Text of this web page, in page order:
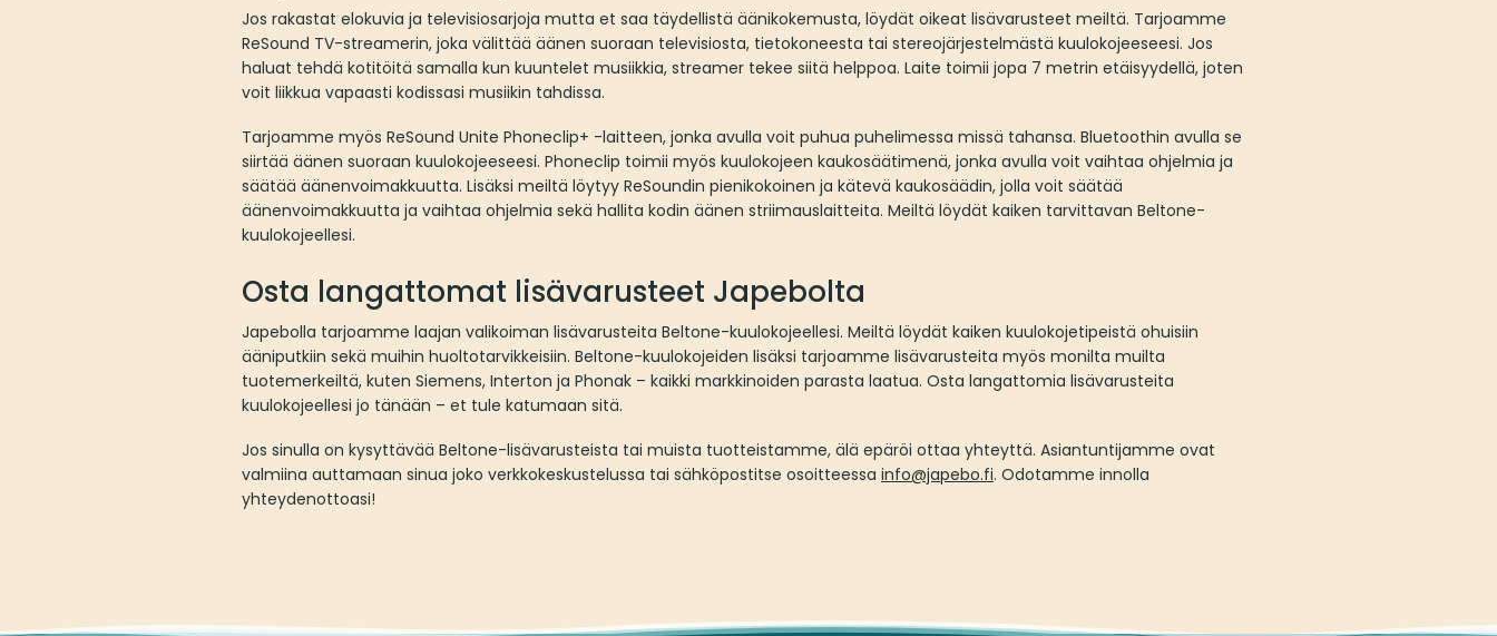
Jos rakastat elokuvia ja televisiosarjoja mutta et saa täydellistä äänikokemusta, löydät oikeat lisävarusteet meiltä. Tarjoamme
ReSound TV-streamerin, joka välittää äänen suoraan televisiosta, tietokoneesta tai stereojärjestelmästä kuulokojeeseesi. Jos
haluat tehdä kotitöitä samalla kun kuuntelet musiikkia, streamer tekee siitä helppoa. Laite toimii jopa 7 metrin etäisyydellä, joten
voit liikkua vapaasti kodissasi musiikin tahdissa.
Tarjoamme myös ReSound Unite Phoneclip+ -laitteen, jonka avulla voit puhua puhelimessa missä tahansa. Bluetoothin avulla se
siirtää äänen suoraan kuulokojeeseesi. Phoneclip toimii myös kuulokojeen kaukosäätimenä, jonka avulla voit vaihtaa ohjelmia ja
säätää äänenvoimakkuutta. Lisäksi meiltä löytyy ReSoundin pienikokoinen ja kätevä kaukosäädin, jolla voit säätää
äänenvoimakkuutta ja vaihtaa ohjelmia sekä hallita kodin äänen striimauslaitteita. Meiltä löydät kaiken tarvittavan Beltone-
kuulokojeellesi.
Osta langattomat lisävarusteet Japebolta
Japebolla tarjoamme laajan valikoiman lisävarusteita Beltone-kuulokojeellesi. Meiltä löydät kaiken kuulokojetipeistä ohuisiin
ääniputkiin sekä muihin huoltotarvikkeisiin. Beltone-kuulokojeiden lisäksi tarjoamme lisävarusteita myös monilta muilta
tuotemerkeiltä, kuten Siemens, Interton ja Phonak – kaikki markkinoiden parasta laatua. Osta langattomia lisävarusteita
kuulokojeellesi jo tänään – et tule katumaan sitä.
Jos sinulla on kysyttävää Beltone-lisävarusteista tai muista tuotteistamme, älä epäröi ottaa yhteyttä. Asiantuntijamme ovat
valmiina auttamaan sinua joko verkkokeskustelussa tai sähköpostitse osoitteessa info@japebo.fi. Odotamme innolla
yhteydenottoasi!